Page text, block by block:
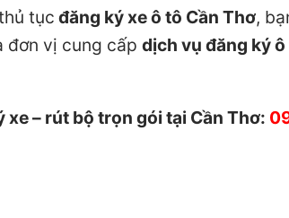
tục đăng ký xe ô tô Cần Thơ,
đơn vị cung cấp dịch vụ đăng ký
xe – rút bộ trọn gói tại Cần Thơ: